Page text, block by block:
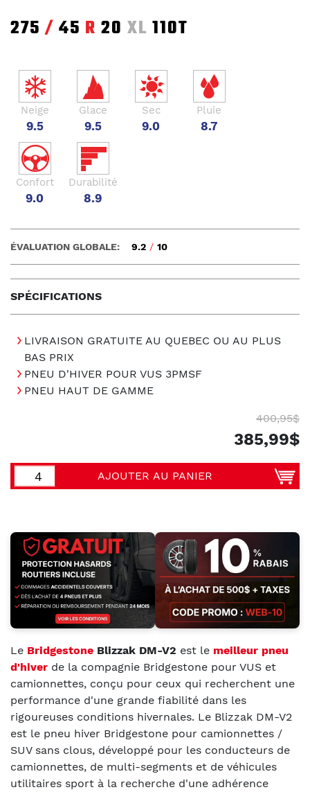
275 / 45 R 20 XL 110T
Neige
9.5
Glace
9.5
Sec
9.0
Pluie
8.7
Confort
9.0
Durabilité
8.9
SPÉCIFICATIONS
ÉVALUATION GLOBALE: 9.2 / 10
LIVRAISON GRATUITE AU QUEBEC OU AU PLUS
BAS PRIX
PNEU D'HIVER POUR VUS 3PMSF
PNEU HAUT DE GAMME
400,95$
385,99$
AJOUTER AU PANIER
Le Bridgestone Blizzak DM-V2 est le meilleur pneu
d'hiver de la compagnie Bridgestone pour VUS et
camionnettes, conçu pour ceux qui recherchent une
performance d'une grande fiabilité dans les
rigoureuses conditions hivernales. Le Blizzak DM-V2
est le pneu hiver Bridgestone pour camionnettes /
SUV sans clous, développé pour les conducteurs de
camionnettes, de multi-segments et de véhicules
utilitaires sport à la recherche d'une adhérence